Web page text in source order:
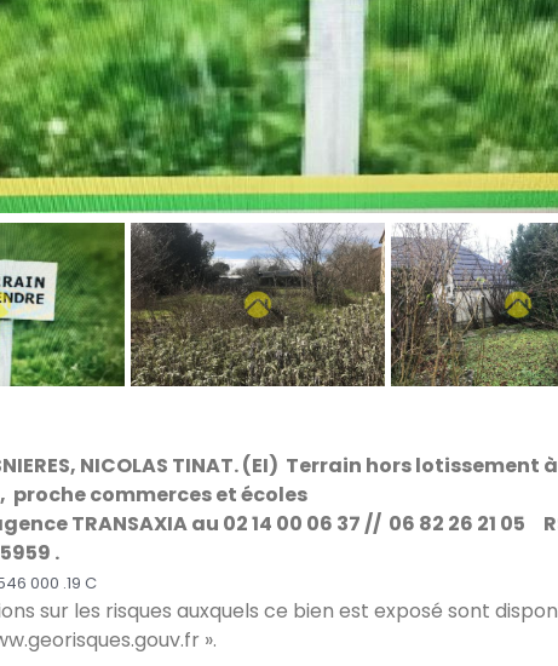
NICOLAS TINAT. (EI) Terrain hors lotissement
proche commerces et écoles
TRANSAXIA au 02 14 00 06 37 // 06 82 26 21 05
.
000 .19 C
sur les risques auxquels ce bien est exposé sont
».